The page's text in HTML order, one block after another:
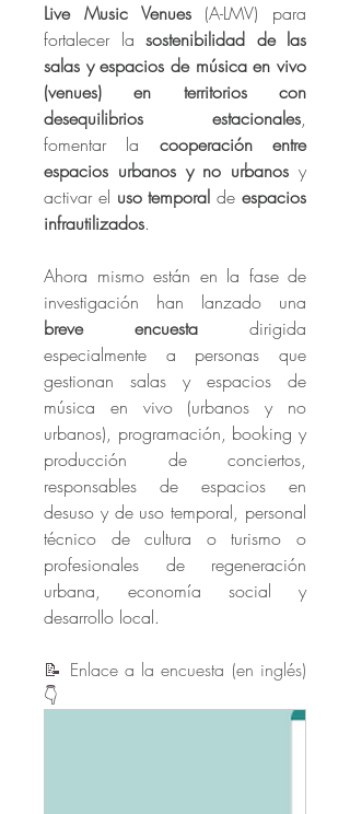
Live Music Venues (A-LMV) para
fortalecer la sostenibilidad de las
salas y espacios de música en vivo
(venues) en territorios con
desequilibrios estacionales,
fomentar la cooperación entre
espacios urbanos y no urbanos y
activar el uso temporal de espacios
infrautilizados.
Ahora mismo están en la fase de
breve encuesta dirigida
especialmente a personas que
gestionan salas y espacios de
música en vivo (urbanos y no
urbanos), programación, booking y
producción de conciertos,
responsables de espacios en
desuso y de uso temporal, personal
técnico de cultura o turismo o
profesionales de regeneración
urbana, economía social y
desarrollo local.
📝 Enlace a la encuesta (en inglés)
👇